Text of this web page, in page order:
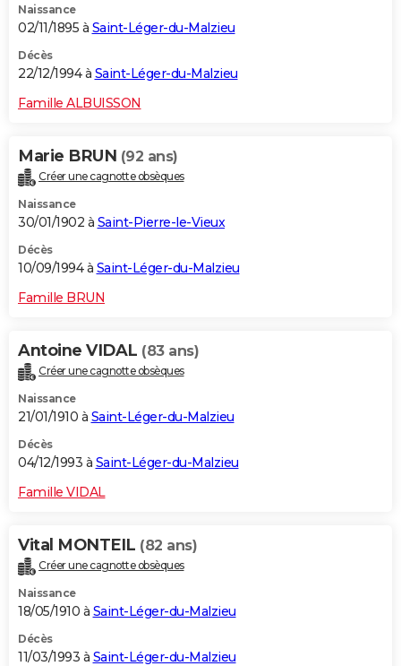
Naissance
02/11/1895 à Saint-Léger-du-Malzieu
Décès
22/12/1994 à Saint-Léger-du-Malzieu
Famille ALBUISSON
Marie BRUN (92 ans)
Créer une cagnotte obsèques
Naissance
30/01/1902 à Saint-Pierre-le-Vieux
Décès
10/09/1994 à Saint-Léger-du-Malzieu
Famille BRUN
Antoine VIDAL (83 ans)
Créer une cagnotte obsèques
Naissance
21/01/1910 à Saint-Léger-du-Malzieu
Décès
04/12/1993 à Saint-Léger-du-Malzieu
Famille VIDAL
Vital MONTEIL (82 ans)
Créer une cagnotte obsèques
Naissance
18/05/1910 à Saint-Léger-du-Malzieu
Décès
11/03/1993 à Saint-Léger-du-Malzieu